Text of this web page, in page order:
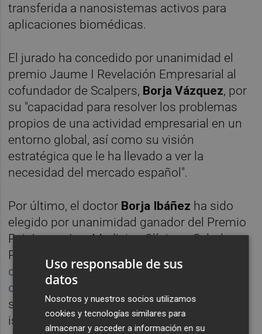
transferida a nanosistemas activos para
aplicaciones biomédicas.
El jurado ha concedido por unanimidad el
premio Jaume I Revelación Empresarial al
cofundador de Scalpers, Borja Vázquez, por
su "capacidad para resolver los problemas
propios de una actividad empresarial en un
entorno global, así como su visión
estratégica que le ha llevado a ver la
necesidad del mercado español".
Por último, el doctor Borja Ibáñez ha sido
elegido por unanimidad ganador del Premio
Rei Jaume I en Medicina Clínica y Salud
Pública por sus
clínico de los pacientes con enfermedades
cardíacasmediante ensayos clínicos
seminales para tratar la cardiopatía
isquémica y la insuficiencia cardíaca.
Uso responsable de sus
datos
Nosotros y nuestros socios utilizamos
cookies y tecnologías similares para
almacenar y acceder a información en su